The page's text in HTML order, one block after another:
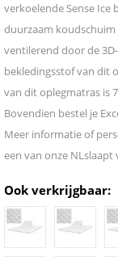
verkoelende Sense
duurzaam
ventilerend door de
bekledingsstof van dit
van dit oplegmatras is
Bovendien bestel je
Meer informatie of
een van onze
Ook verkrijgbaar: